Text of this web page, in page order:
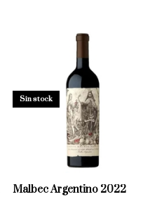
Sin stock
Malbec Argentino 2022